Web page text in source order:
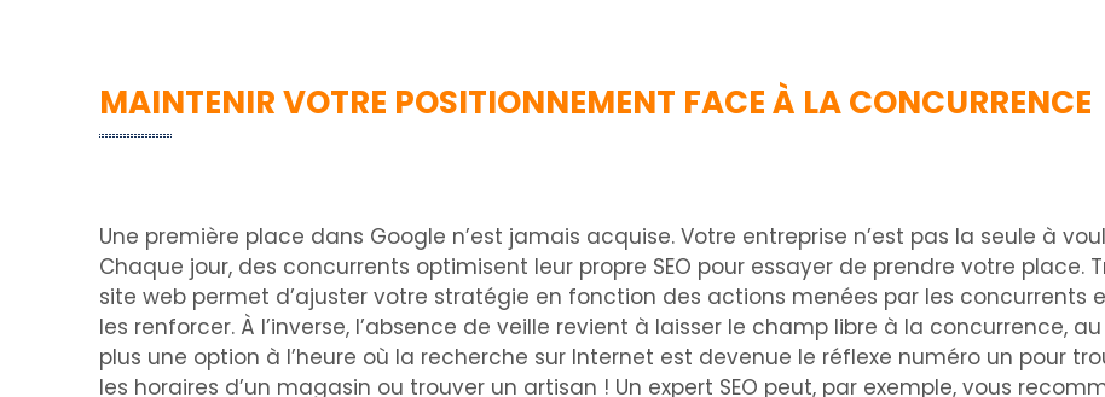
MAINTENIR VOTRE POSITIONNEMENT FACE À LA CONCURRENCE
Une première place dans Google n’est jamais acquise. Votre entreprise n’est pas la seule à
Chaque jour, des concurrents optimisent leur propre SEO pour essayer de prendre votre place.
site web permet d’ajuster votre stratégie en fonction des actions menées par les concurrents
les renforcer. À l’inverse, l’absence de veille revient à laisser le champ libre à la concurrence,
plus une option à l’heure où la recherche sur Internet est devenue le réflexe numéro un pour
les horaires d’un magasin ou trouver un artisan ! Un expert SEO peut, par exemple, vous